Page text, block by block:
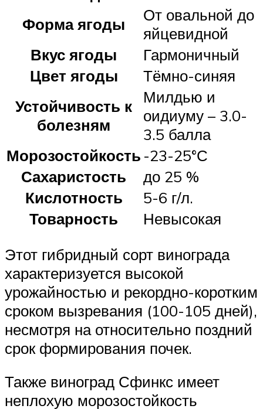
Форма ягоды
От овальной до
яйцевидной
Вкус ягоды
Гармоничный
Цвет ягоды
Тёмно-синяя
Устойчивость к
болезням
Милдью и
оидиуму – 3.0-
3.5 балла
Морозостойкость -23-25°С
Сахаристость
до 25 %
Кислотность
5-6 г/л.
Товарность
Невысокая
Этот гибридный сорт винограда
характеризуется высокой
урожайностью и рекордно-коротким
сроком вызревания (100-105 дней),
несмотря на относительно поздний
срок формирования почек.
Также виноград Сфинкс имеет
неплохую морозостойкость